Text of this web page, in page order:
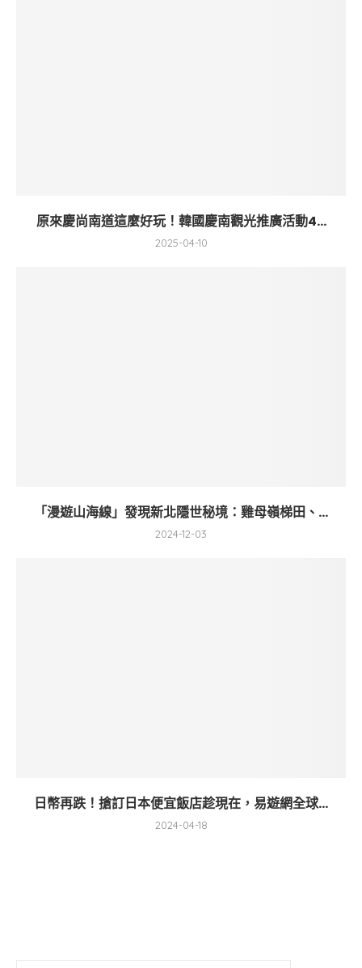
原來慶尚南道這麼好玩！韓國慶南觀光推廣活動4...
2025-04-10
「漫遊山海線」發現新北隱世秘境：雞母嶺梯田、...
2024-12-03
日幣再跌！搶訂日本便宜飯店趁現在，易遊網全球...
2024-04-18